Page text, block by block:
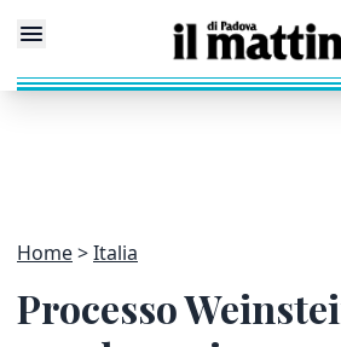
Home Italia
Processo